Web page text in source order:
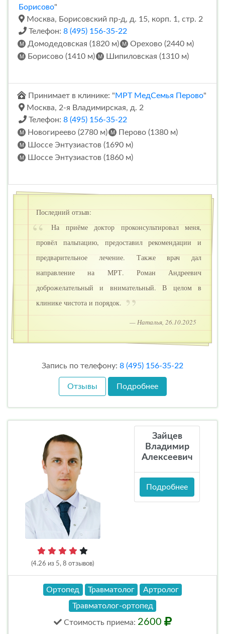
Борисово"
Москва, Борисовский пр-д, д. 15, корп. 1, стр. 2
Телефон: 8 (495) 156-35-22
Домодедовская (1820 м)
Орехово (2440 м)
Борисово (1410 м)
Шипиловская (1310 м)
Принимает в клинике: "МРТ МедСемья Перово"
Москва, 2-я Владимирская, д. 2
Телефон: 8 (495) 156-35-22
Новогиреево (2780 м)
Перово (1380 м)
Шоссе Энтузиастов (1690 м)
Шоссе Энтузиастов (1860 м)
Последний отзыв:
На приёме доктор проконсультировал меня,
провёл пальпацию, предоставил рекомендации и
предварительное лечение. Также врач дал
направление на МРТ. Роман Андреевич
доброжелательный и внимательный. В целом в
клинике чистота и порядок.
— Наталья, 26.10.2025
Запись по телефону: 8 (495) 156-35-22
Отзывы Подробнее
(4.26 из 5, 8 отзывов)
Зайцев
Владимир
Алексеевич
Подробнее
Ортопед Травматолог
Артролог
Травматолог-ортопед
Стоимость приема: 2600